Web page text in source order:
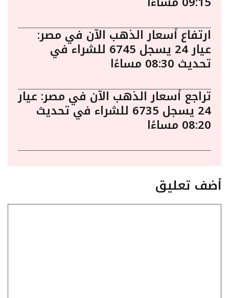
ارتفاع أسعار الذهب الآن في مصر:
عيار 24 يسجل 6745 للشراء في
تحديث 08:30 مساءًا
تراجع أسعار الذهب الآن في مصر: عيار
24 يسجل 6735 للشراء في تحديث
08:20 مساءًا
أضف تعليق